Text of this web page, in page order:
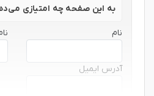
به این صفحه چه امتیازی
نام
آدرس ایمیل